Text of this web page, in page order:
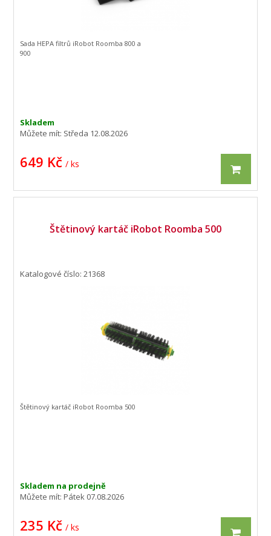
Skladem
Můžete mít: Středa 12.08.2026
649 Kč / ks
Sada HEPA filtrů iRobot Roomba 800 a
900
Štětinový kartáč iRobot Roomba 500
Katalogové číslo: 21368
Skladem na prodejně
Můžete mít:Pátek 07.08.2026
235 Kč / ks
Štětinový kartáč iRobot Roomba 500